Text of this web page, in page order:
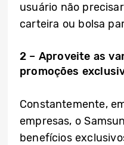
usuário não
carteira ou bolsa
2 – Aproveite as
promoções
Constantemente,
empresas, o
benefícios